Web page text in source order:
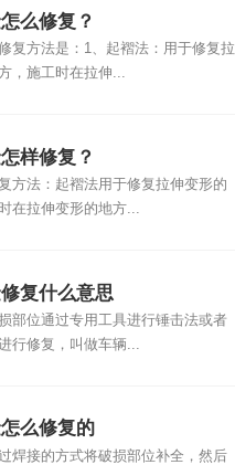
么修复？
复方法是：1、起褶法：用于修复拉
，施工时在拉伸...
样修复？
方法：起褶法用于修复拉伸变形的
在拉伸变形的地方...
复什么意思
部位通过专用工具进行锤击法或者
行修复，叫做车辆...
么修复的
焊接的方式将破损部位补全，然后